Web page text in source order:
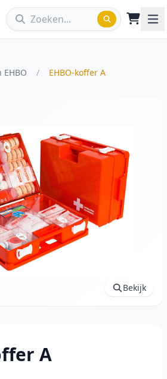
/ EHBO-koffer A
Vergroot afbeelding
Bekijk
A